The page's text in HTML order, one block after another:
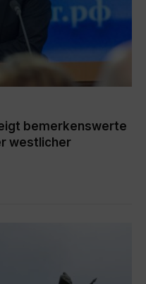
bemerkenswerte
westlicher